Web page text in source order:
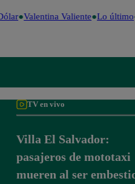
Valentina Valiente Lo último
TV en vivo
Villa El Salvador:
pasajeros de mototaxi
mueren al ser